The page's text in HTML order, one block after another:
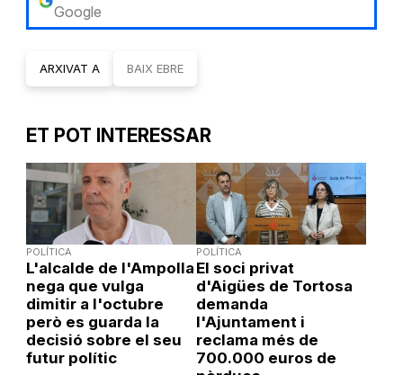
Google
ARXIVAT A BAIX EBRE
ET POT INTERESSAR
POLÍTICA
L'alcalde de l'Ampolla
nega que vulga
dimitir a l'octubre
però es guarda la
decisió sobre el seu
futur polític
POLÍTICA
El soci privat
d'Aigües de Tortosa
demanda
l'Ajuntament i
reclama més de
700.000 euros de